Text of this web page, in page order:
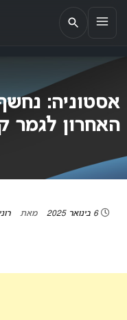
EUROMIX
אתר הבית של
אסטוניה:
האחרון לגמר
6 בינואר 2025 מאת